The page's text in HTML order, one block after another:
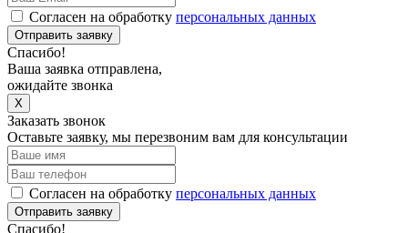
Согласен на обработку персональных данных
Отправить заявку
Спасибо!
Ваша заявка отправлена,
ожидайте звонка
X
Заказать звонок
Оставьте заявку, мы перезвоним вам для консультации
Согласен на обработку персональных данных
Отправить заявку
Спасибо!